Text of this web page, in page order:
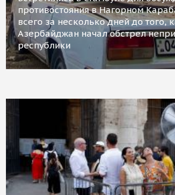
противостояния в Нагорном
всего за несколько дней до того,
Азербайджан начал обстрел
республики